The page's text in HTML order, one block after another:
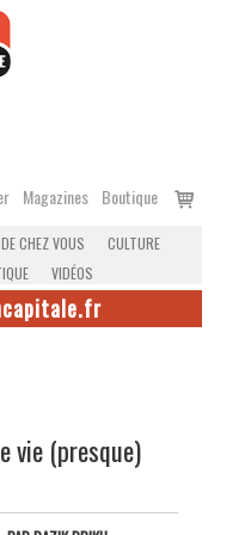
Magazines Boutique
Voir
CHEZ VOUS
CULTURE
VIDÉOS
vie (presque)